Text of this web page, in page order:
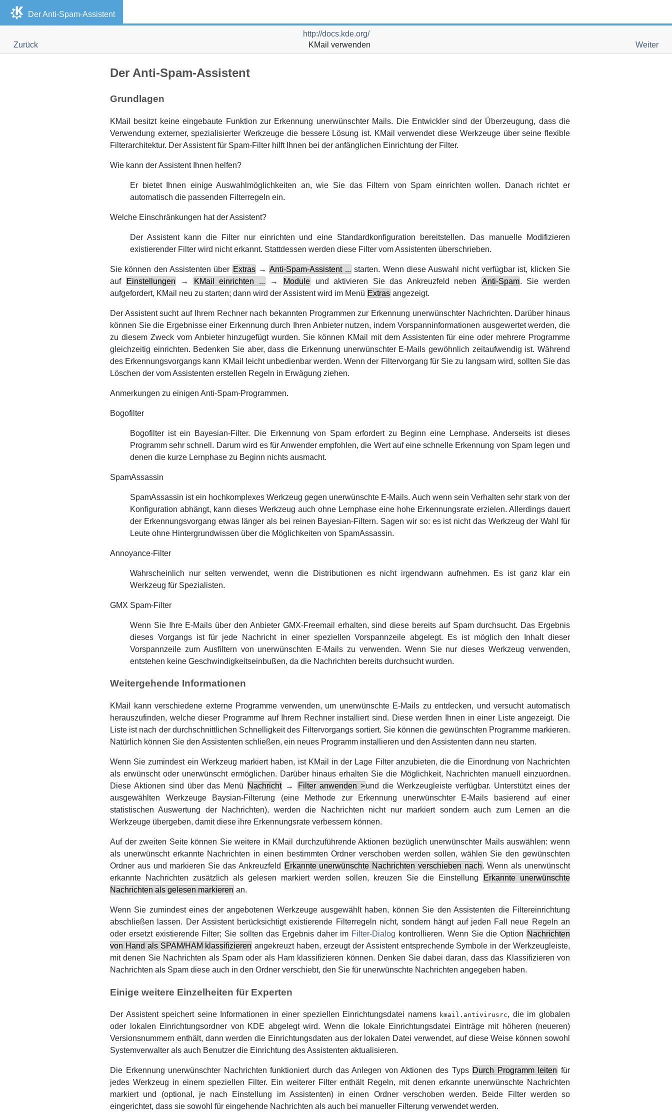
Der Anti-Spam-Assistent
http://docs.kde.org/
Zurück
KMail verwenden Weiter
Der Anti-Spam-Assistent
Grundlagen
KMail
besitzt keine eingebaute Funktion zur Erkennung unerwünschter Mails. Die Entwickler sind der Überzeugung, dass die
Verwendung externer, spezialisierter Werkzeuge die bessere Lösung ist. KMail verwendet diese Werkzeuge über seine flexible
Filterarchitektur. Der Assistent für Spam-Filter hilft Ihnen bei der anfänglichen Einrichtung der Filter.
Wie kann der Assistent Ihnen helfen?
Er bietet Ihnen einige Auswahlmöglichkeiten an, wie Sie das Filtern von Spam einrichten wollen. Danach richtet er
automatisch die passenden Filterregeln ein.
Welche Einschränkungen hat der Assistent?
Der Assistent kann die Filter nur einrichten und eine Standardkonfiguration bereitstellen. Das manuelle Modifizieren
existierender Filter wird nicht erkannt. Stattdessen werden diese Filter vom Assistenten überschrieben.
Sie können den Assistenten über Extras → Anti-Spam-Assistent ... starten. Wenn diese Auswahl nicht verfügbar ist, klicken Sie
auf
Einstellungen → KMail einrichten ... → Module und aktivieren Sie das Ankreuzfeld neben Anti-Spam. Sie werden
aufgefordert, KMail neu zu starten; dann wird der Assistent wird im Menü Extras angezeigt.
Der Assistent sucht auf Ihrem Rechner nach bekannten Programmen zur Erkennung unerwünschter Nachrichten. Darüber hinaus
können Sie die Ergebnisse einer Erkennung durch Ihren Anbieter nutzen, indem Vorspanninformationen ausgewertet werden, die
zu diesem Zweck vom Anbieter hinzugefügt wurden. Sie können KMail
mit dem Assistenten für eine oder mehrere Programme
gleichzeitig einrichten. Bedenken Sie aber, dass die Erkennung unerwünschter E-Mails gewöhnlich zeitaufwendig ist. Während
des Erkennungsvorgangs kann KMail
leicht unbedienbar werden. Wenn der Filtervorgang für Sie zu langsam wird, sollten Sie das
Löschen der vom Assistenten erstellen Regeln in Erwägung ziehen.
Anmerkungen zu einigen Anti-Spam-Programmen.
Bogofilter
Bogofilter ist ein Bayesian-Filter. Die Erkennung von Spam erfordert zu Beginn eine Lernphase. Anderseits ist dieses
Programm sehr schnell. Darum wird es für Anwender empfohlen, die Wert auf eine schnelle Erkennung von Spam legen und
denen die kurze Lernphase zu Beginn nichts ausmacht.
SpamAssassin
SpamAssassin ist ein hochkomplexes Werkzeug gegen unerwünschte E-Mails. Auch wenn sein Verhalten sehr stark von der
Konfiguration abhängt, kann dieses Werkzeug auch ohne Lernphase eine hohe Erkennungsrate erzielen. Allerdings dauert
der Erkennungsvorgang etwas länger als bei reinen Bayesian-Filtern. Sagen wir so: es ist nicht das Werkzeug der Wahl für
Leute ohne Hintergrundwissen über die Möglichkeiten von SpamAssassin.
Annoyance-Filter
Wahrscheinlich nur selten verwendet, wenn die Distributionen es nicht irgendwann aufnehmen. Es ist ganz klar ein
Werkzeug für Spezialisten.
GMX Spam-Filter
Wenn Sie Ihre E-Mails über den Anbieter GMX-Freemail erhalten, sind diese bereits auf Spam durchsucht. Das Ergebnis
dieses Vorgangs ist für jede Nachricht in einer speziellen Vorspannzeile abgelegt. Es ist möglich den Inhalt dieser
Vorspannzeile zum Ausfiltern von unerwünschten E-Mails zu verwenden. Wenn Sie nur dieses Werkzeug verwenden,
entstehen keine Geschwindigkeitseinbußen, da die Nachrichten bereits durchsucht wurden.
Weitergehende Informationen
KMail
kann verschiedene externe Programme verwenden, um unerwünschte E-Mails zu entdecken, und versucht automatisch
herauszufinden, welche dieser Programme auf Ihrem Rechner installiert sind. Diese werden Ihnen in einer Liste angezeigt. Die
Liste ist nach der durchschnittlichen Schnelligkeit des Filtervorgangs sortiert. Sie können die gewünschten Programme markieren.
Natürlich können Sie den Assistenten schließen, ein neues Programm installieren und den Assistenten dann neu starten.
Wenn Sie zumindest ein Werkzeug markiert haben, ist KMail
in der Lage Filter anzubieten, die die Einordnung von Nachrichten
als erwünscht oder unerwünscht ermöglichen. Darüber hinaus erhalten Sie die Möglichkeit, Nachrichten manuell einzuordnen.
Diese Aktionen sind über das Menü
Nachricht → Filter anwenden >und die Werkzeugleiste verfügbar. Unterstützt eines der
ausgewählten Werkzeuge Baysian-Filterung (eine Methode zur Erkennung unerwünschter E-Mails basierend auf einer
statistischen Auswertung der Nachrichten), werden die Nachrichten nicht nur markiert sondern auch zum Lernen an die
Werkzeuge übergeben, damit diese ihre Erkennungsrate verbessern können.
Auf der zweiten Seite können Sie weitere in KMail
durchzuführende Aktionen bezüglich unerwünschter Mails auswählen: wenn
als unerwünscht erkannte Nachrichten in einen bestimmten Ordner verschoben werden sollen, wählen Sie den gewünschten
Ordner aus und markieren Sie das Ankreuzfeld
Erkannte unerwünschte Nachrichten verschieben nach. Wenn als unerwünscht
erkannte Nachrichten zusätzlich als gelesen markiert werden sollen, kreuzen Sie die Einstellung
Erkannte unerwünschte
Nachrichten als gelesen markieren an.
Wenn Sie zumindest eines der angebotenen Werkzeuge ausgewählt haben, können Sie den Assistenten die Filtereinrichtung
abschließen lassen. Der Assistent berücksichtigt existierende Filterregeln nicht, sondern hängt auf jeden Fall neue Regeln an
oder ersetzt existierende Filter; Sie sollten das Ergebnis daher im Filter-Dialog kontrollieren. Wenn Sie die Option Nachrichten
von Hand als SPAM/HAM klassifizieren angekreuzt haben, erzeugt der Assistent entsprechende Symbole in der Werkzeugleiste,
mit denen Sie Nachrichten als Spam oder als Ham klassifizieren können. Denken Sie dabei daran, dass das Klassifizieren von
Nachrichten als Spam diese auch in den Ordner verschiebt, den Sie für unerwünschte Nachrichten angegeben haben.
Einige weitere Einzelheiten für Experten
Der Assistent speichert seine Informationen in einer speziellen Einrichtungsdatei namens kmail.antivirusrc, die im globalen
oder lokalen Einrichtungsordner von KDE abgelegt wird. Wenn die lokale Einrichtungsdatei Einträge mit höheren (neueren)
Versionsnummern enthält, dann werden die Einrichtungsdaten aus der lokalen Datei verwendet, auf diese Weise können sowohl
Systemverwalter als auch Benutzer die Einrichtung des Assistenten aktualisieren.
Die Erkennung unerwünschter Nachrichten funktioniert durch das Anlegen von Aktionen des Typs Durch Programm leiten für
jedes Werkzeug in einem speziellen Filter. Ein weiterer Filter enthält Regeln, mit denen erkannte unerwünschte Nachrichten
markiert und (optional, je nach Einstellung im Assistenten) in einen Ordner verschoben werden. Beide Filter werden so
eingerichtet, dass sie sowohl für eingehende Nachrichten als auch bei manueller Filterung verwendet werden.